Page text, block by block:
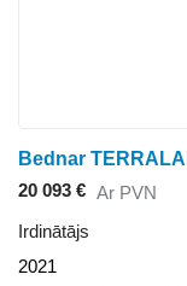
Bednar
20 093 € Ar PVN
Irdinātājs
2021